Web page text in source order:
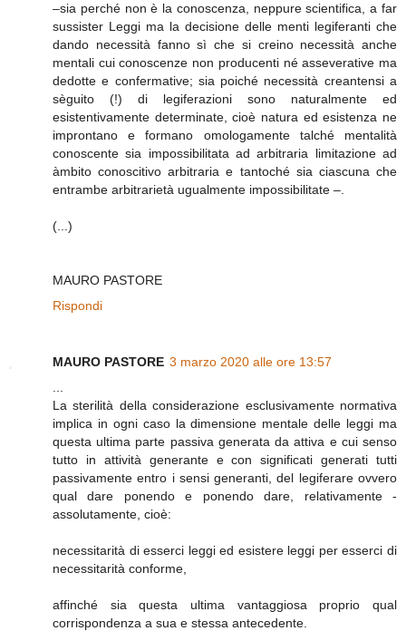
–sia perché non è la conoscenza, neppure scientifica, a far
sussister Leggi ma la decisione delle menti legiferanti che
dando necessità fanno sì che si creino necessità anche
mentali cui conoscenze non producenti né asseverative ma
dedotte e confermative; sia poiché necessità creantensi a
sèguito (!) di legiferazioni sono naturalmente ed
esistentivamente determinate, cioè natura ed esistenza ne
improntano e formano omologamente talché mentalità
conoscente sia impossibilitata ad arbitraria limitazione ad
àmbito conoscitivo arbitraria e tantoché sia ciascuna che
entrambe arbitrarietà ugualmente impossibilitate –.
(...)
MAURO PASTORE
Rispondi
MAURO PASTORE 3 marzo 2020 alle ore 13:57
...
La sterilità della considerazione esclusivamente normativa
implica in ogni caso la dimensione mentale delle leggi ma
questa ultima parte passiva generata da attiva e cui senso
tutto in attività generante e con significati generati tutti
passivamente entro i sensi generanti, del legiferare ovvero
qual dare ponendo e ponendo dare, relativamente -
assolutamente, cioè:
necessitarità di esserci leggi ed esistere leggi per esserci di
necessitarità conforme,
affinché sia questa ultima vantaggiosa proprio qual
corrispondenza a sua e stessa antecedente.